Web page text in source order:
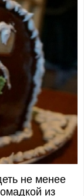
не менее
из